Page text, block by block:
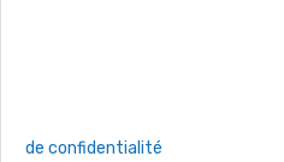
de confidentialité